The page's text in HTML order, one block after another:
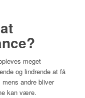
meget
og lindrende at få
andre bliver
kan være.